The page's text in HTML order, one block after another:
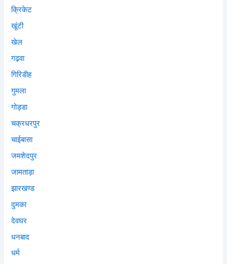
क्रिकेट
खूंटी
खेल
गढ़वा
गिरिडीह
गुमला
गोड्डा
चक्रधरपुर
चाईबासा
जमशेदपुर
जामताड़ा
झारखण्ड
दुमका
देवघर
धनबाद
धर्म